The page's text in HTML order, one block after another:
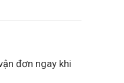
đơn ngay khi